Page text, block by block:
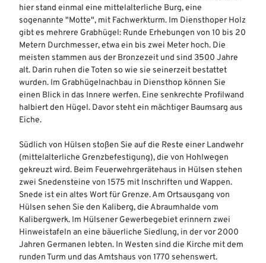
hier stand einmal eine mittelalterliche Burg, eine
sogenannte "Motte", mit Fachwerkturm. Im Diensthoper Holz
gibt es mehrere Grabhügel: Runde Erhebungen von 10 bis 20
Metern Durchmesser, etwa ein bis zwei Meter hoch. Die
meisten stammen aus der Bronzezeit und sind 3500 Jahre
alt. Darin ruhen die Toten so wie sie seinerzeit bestattet
wurden. Im Grabhügelnachbau in Diensthop können Sie
einen Blick in das Innere werfen. Eine senkrechte Profilwand
halbiert den Hügel. Davor steht ein mächtiger Baumsarg aus
Eiche.
Südlich von Hülsen stoßen Sie auf die Reste einer Landwehr
(mittelalterliche Grenzbefestigung), die von Hohlwegen
gekreuzt wird. Beim Feuerwehrgerätehaus in Hülsen stehen
zwei Snedensteine von 1575 mit Inschriften und Wappen.
Snede ist ein altes Wort für Grenze. Am Ortsausgang von
Hülsen sehen Sie den Kaliberg, die Abraumhalde vom
Kalibergwerk. Im Hülsener Gewerbegebiet erinnern zwei
Hinweistafeln an eine bäuerliche Siedlung, in der vor 2000
Jahren Germanen lebten. In Westen sind die Kirche mit dem
runden Turm und das Amtshaus von 1770 sehenswert.